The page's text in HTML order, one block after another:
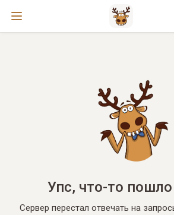
Упс, что-то
Сервер перестал отвечать на